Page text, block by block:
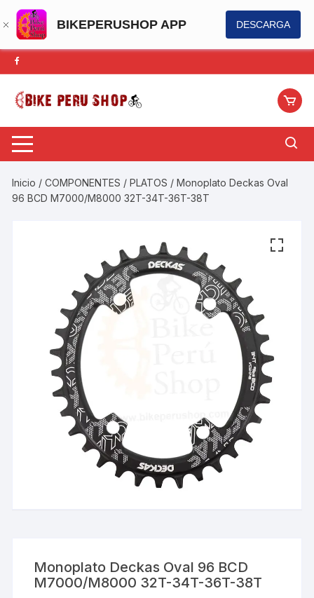
BIKEPERUSHOP APP DESCARGA
Saltar
al
contenido
Inicio /COMPONENTES /PLATOS / Monoplato Deckas Oval
96 BCD M7000/M8000 32T-34T-36T-38T
Monoplato Deckas Oval 96 BCD
M7000/M8000 32T-34T-36T-38T